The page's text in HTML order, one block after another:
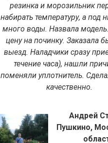
резинка и морозильник
набирать температуру, а под
много воды. Назвала
цену на починку. Заказала
выезд. Наладчики сразу
течение часа), нашли
поменяли уплотнитель.
качественно.
Андрей
Пушкино,